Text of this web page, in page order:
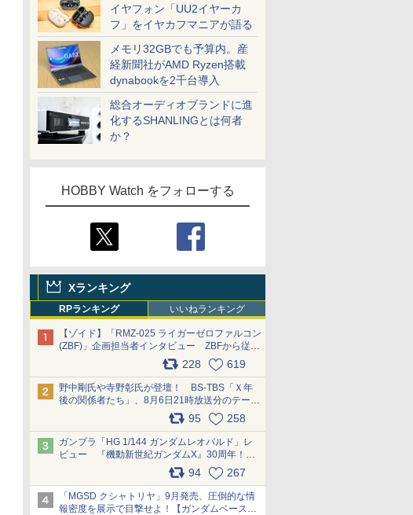
イヤフォン「UU2イヤーカ
フ」をイヤカフマニアが語る
メモリ32GBでも予算内。産
経新聞社がAMD Ryzen搭載
dynabookを2千台導入
総合オーディオブランドに進
化するSHANLINGとは何者
か？
HOBBY Watch をフォローする
Xランキング
RPランキング いいねランキング
【ゾイド】「RMZ-025 ライガーゼロファルコン
(ZBF)」企画担当者インタビュー ZBFから従来
デザインまで再現可能なボリューム満点のキッ
ト pic.x.com/6zOqQAQKkX
228 619
野中剛氏や寺野彰氏が登壇！ BS-TBS「Ｘ年
後の関係者たち」、8月6日21時放送分のテーマ
は「超合金」！ pic.x.com/uWyt1uyuFm
95 258
ガンプラ「HG 1/144 ガンダムレオパルド」レ
ビュー 『機動新世紀ガンダムX』30周年！イ
ンナーアームガトリングの変形機構まで再現し
最新フォーマットでキット化！
pic.x.com/nszPIDTpbg
94 267
「MGSD クシャトリヤ」9月発売、圧倒的な情
報密度を展示で目撃せよ！【ガンダムベース撮